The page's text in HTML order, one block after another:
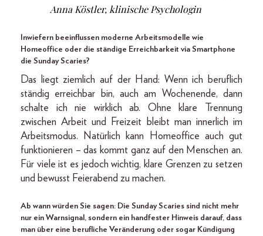
Anna Köstler, klinische Psychologin
Inwiefern beeinflussen moderne Arbeitsmodelle wie
Homeoffice oder die ständige Erreichbarkeit via Smartphone
die Sunday Scaries?
Das liegt ziemlich auf der Hand: Wenn ich beruflich
ständig erreichbar bin, auch am Wochenende, dann
schalte ich nie wirklich ab. Ohne klare Trennung
zwischen Arbeit und Freizeit bleibt man innerlich im
Arbeitsmodus. Natürlich kann Homeoffice auch gut
funktionieren – das kommt ganz auf den Menschen an.
Für viele ist es jedoch wichtig, klare Grenzen zu setzen
und bewusst Feierabend zu machen.
Ab wann würden Sie sagen: Die Sunday Scaries sind nicht mehr
nur ein Warnsignal, sondern ein handfester Hinweis darauf, dass
man über eine berufliche Veränderung oder sogar Kündigung